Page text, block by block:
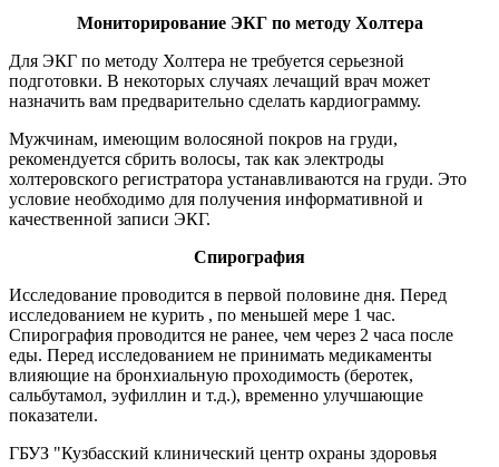
Мониторирование ЭКГ по методу Холтера
Для ЭКГ по методу Холтера не требуется серьезной
подготовки. В некоторых случаях лечащий врач может
назначить вам предварительно сделать кардиограмму.
Мужчинам, имеющим волосяной покров на груди,
рекомендуется сбрить волосы, так как электроды
холтеровского регистратора устанавливаются на груди. Это
условие необходимо для получения информативной и
качественной записи ЭКГ.
Спирография
Исследование проводится в первой половине дня. Перед
исследованием не курить , по меньшей мере 1 час.
Спирография проводится не ранее, чем через 2 часа после
еды. Перед исследованием не принимать медикаменты
влияющие на бронхиальную проходимость (беротек,
сальбутамол, эуфиллин и т.д.), временно улучшающие
показатели.
ГБУЗ "Кузбасский клинический центр охраны здоровья